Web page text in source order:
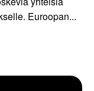
Euroopan...